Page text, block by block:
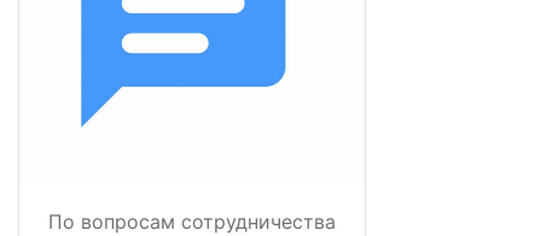
По вопросам сотрудничества